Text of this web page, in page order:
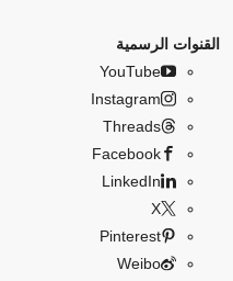
القنوات الرسمية
YouTube
Instagram
Threads
Facebook
LinkedIn
X
Pinterest
Weibo